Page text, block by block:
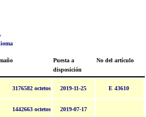
Puesta a
disposición
No del artículo
3176582 octetos 2019-11-25 E 43610
1442663 octetos 2019-07-17